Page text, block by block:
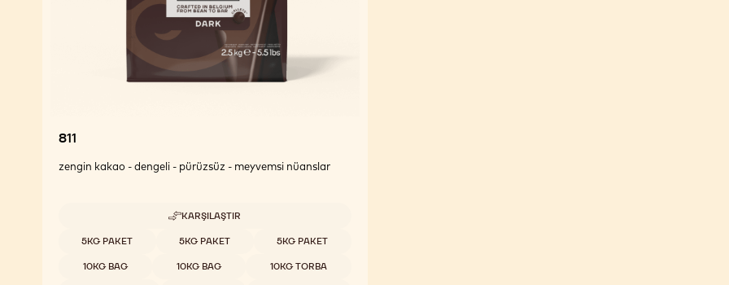
811
zengin kakao - dengeli - pürüzsüz - meyvemsi nüanslar
KARŞILAŞTIR
-
Uygun boyutlar
5KG PAKET 5KG PAKET 5KG PAKET
10KG BAG 10KG BAG 10KG TORBA